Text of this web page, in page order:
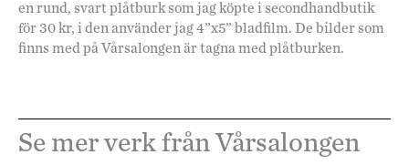
en rund, svart plåtburk som jag köpte i secondhandbutik
för 30 kr, i den använder jag 4”x5” bladfilm. De bilder som
finns med på Vårsalongen är tagna med plåtburken.
Se mer verk från Vårsalongen